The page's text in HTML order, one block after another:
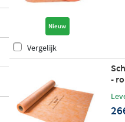
zijn afkomstig van
en als Schluter, Coba en
schikt voor zowel doe-het-
Nieuw
Vergelijk
-